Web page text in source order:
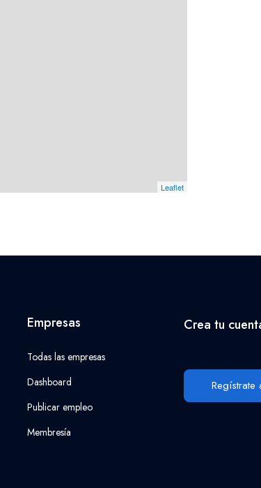
Leaflet
Empresas
Todas las empresas
Dashboard
Publicar empleo
Membresía
Crea tu
Regístrate